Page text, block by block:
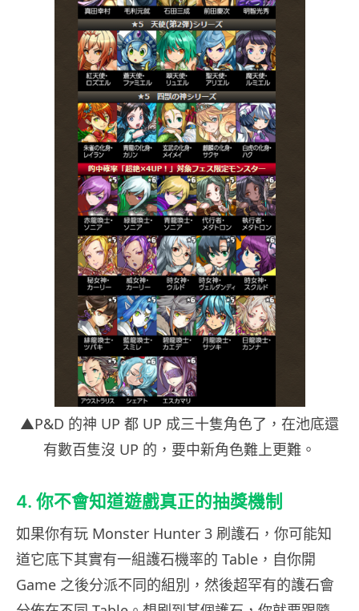
▲P&D 的神 UP 都 UP 成三十隻角色了，在池底還
有數百隻沒 UP 的，要中新角色難上更難。
4. 你不會知道遊戲真正的抽獎機制
如果你有玩 Monster Hunter 3 刷護石，你可能知
道它底下其實有一組護石機率的 Table，自你開
Game 之後分派不同的組別，然後超罕有的護石會